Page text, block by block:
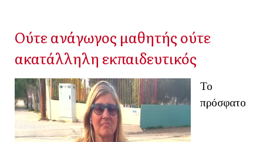
Ούτε ανάγωγος μαθητής ούτε
ακατάλληλη εκπαιδευτικός
Το
πρόσφατο